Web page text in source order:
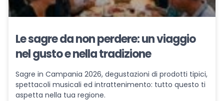
Le sagre da non perdere: un viaggio
nel gusto e nella tradizione
Sagre in Campania 2026, degustazioni di prodotti tipici,
spettacoli musicali ed intrattenimento: tutto questo ti
aspetta nella tua regione.